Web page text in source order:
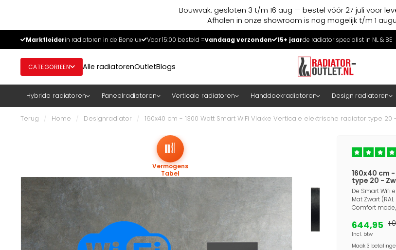
Bouwvak: gesloten 3 t/m 16 aug — bestel vóór 27 juli voor
Afhalen in onze showroom is nog mogelijk t/m 1
Marktleiderin radiatoren in de Benelux Voor 15:00 besteld =vandaag verzonden 15+ jaarde radiator specialist in NL & BE
CATEGORIEËN Alle radiatorenOutletBlogs
Hybride radiatoren Paneelradiatoren Verticale radiatoren Handdoekradiatoren Design radiatoren
Terug / Home / Designradiator / 160x40 cm - 1300 Watt Smart WiFi Vlakke Verticale elektrische radiator type 20
Vermogens
Tabel
160x40 cm
type 20 -
De Smart Wifi
Mat Zwart
Comfort
644,95
Incl. btw
Maak 3